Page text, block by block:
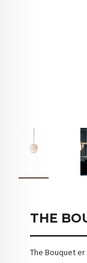
THE
The Bouquet